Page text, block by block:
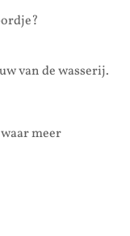
van de wasserij.
meer